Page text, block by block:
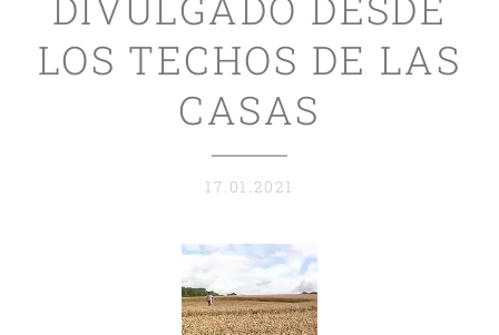
LOS TECHOS DE LAS
CASAS
17.01.2021